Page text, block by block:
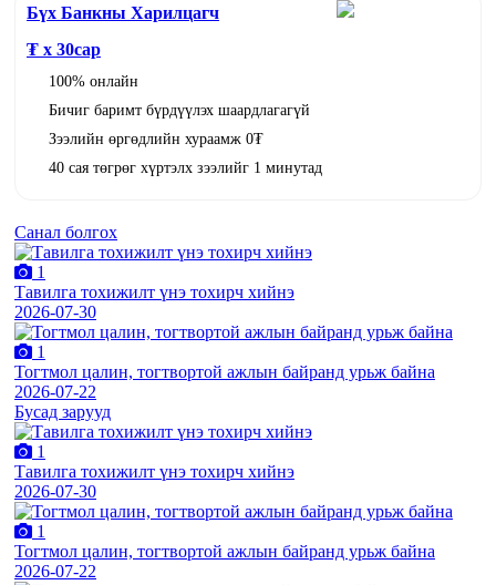
Бүх Банкны Харилцагч
₮ x 30сар
100% онлайн
Бичиг баримт бүрдүүлэх шаардлагагүй
Зээлийн өргөдлийн хураамж 0₮
40 сая төгрөг хүртэлх зээлийг 1 минутад
Санал болгох
1
Тавилга тохижилт үнэ тохирч хийнэ
2026-07-30
1
Тогтмол цалин, тогтвортой ажлын байранд урьж байна
2026-07-22
Бусад зарууд
1
Тавилга тохижилт үнэ тохирч хийнэ
2026-07-30
1
Тогтмол цалин, тогтвортой ажлын байранд урьж байна
2026-07-22